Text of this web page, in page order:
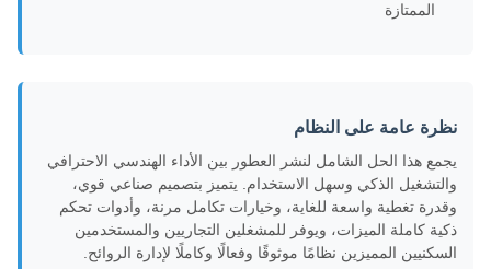
الممتازة
نظرة عامة على النظام
يجمع هذا الحل الشامل لنشر العطور بين الأداء الهندسي الاحترافي
والتشغيل الذكي وسهل الاستخدام. يتميز بتصميم صناعي قوي،
وقدرة تغطية واسعة للغاية، وخيارات تكامل مرنة، وأدوات تحكم
ذكية كاملة الميزات، ويوفر للمشغلين التجاريين والمستخدمين
السكنيين المميزين نظامًا موثوقًا وفعالًا وكاملًا لإدارة الروائح.